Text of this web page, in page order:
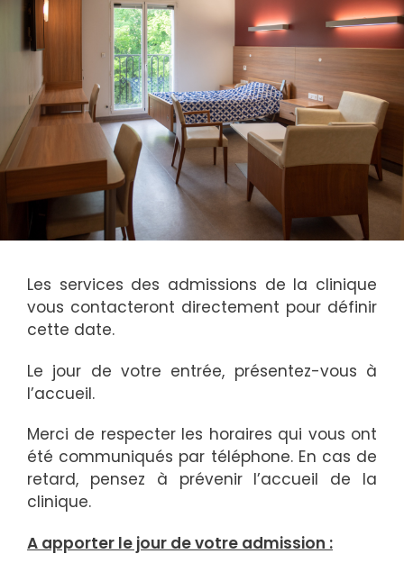
Les services des admissions de la clinique
vous contacteront directement pour définir
cette date.
Le jour de votre entrée, présentez-vous à
l’accueil.
Merci de respecter les horaires qui vous ont
été communiqués par téléphone. En cas de
retard, pensez à prévenir l’accueil de la
clinique.
A apporter le jour de votre admission :